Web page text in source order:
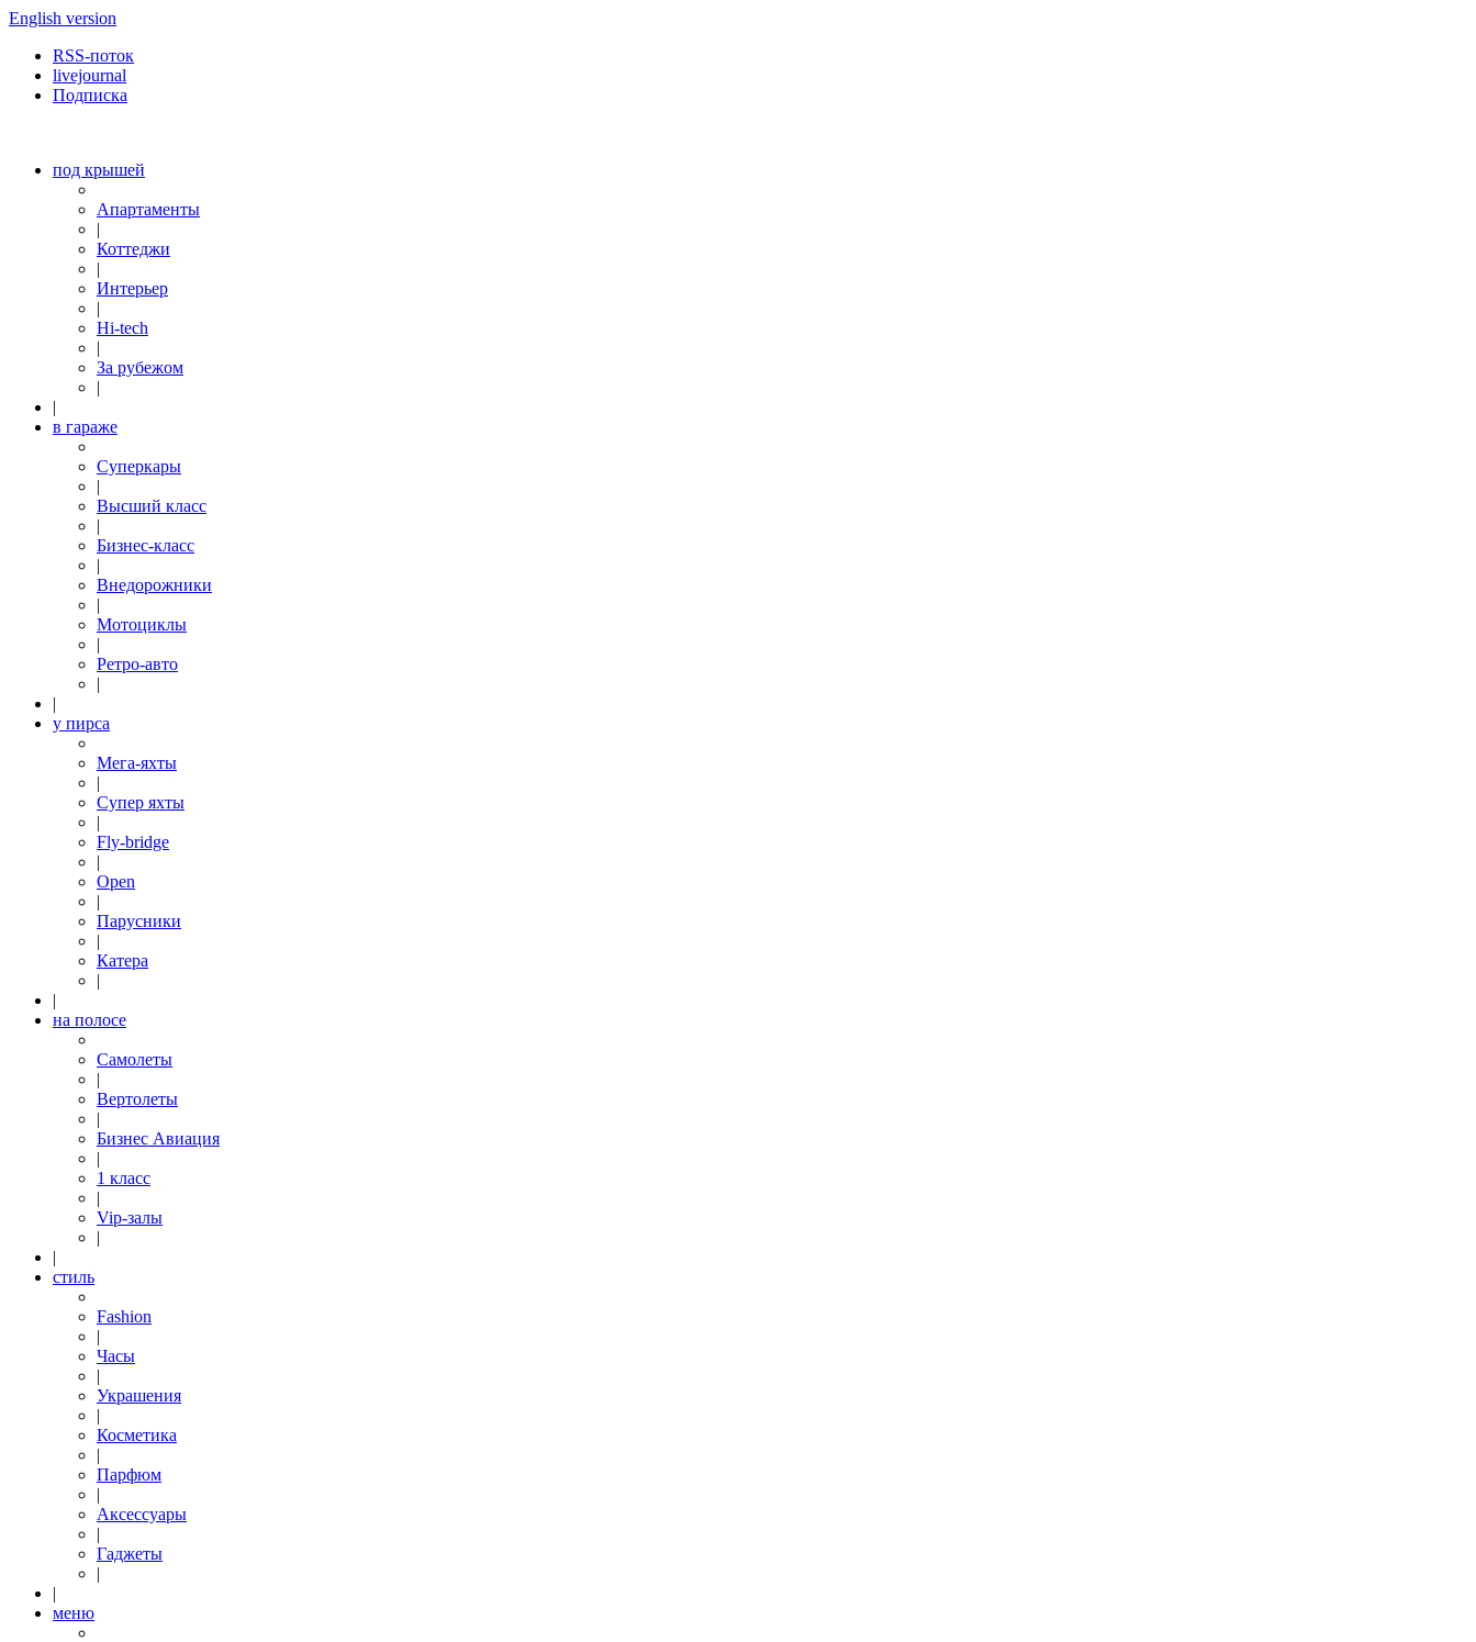
English version
RSS-поток
livejournal
Подписка
под крышей
Апартаменты
|
Коттеджи
|
Интерьер
|
Hi-tech
|
За рубежом
|
|
в гараже
Суперкары
|
Высший класс
|
Бизнес-класс
|
Внедорожники
|
Мотоциклы
|
Ретро-авто
|
|
у пирса
Мега-яхты
|
Супер яхты
|
Fly-bridge
|
Open
|
Парусники
|
Катера
|
|
на полосе
Самолеты
|
Вертолеты
|
Бизнес Авиация
|
1 класс
|
Vip-залы
|
|
стиль
Fashion
|
Часы
|
Украшения
|
Косметика
|
Парфюм
|
Аксессуары
|
Гаджеты
|
|
меню